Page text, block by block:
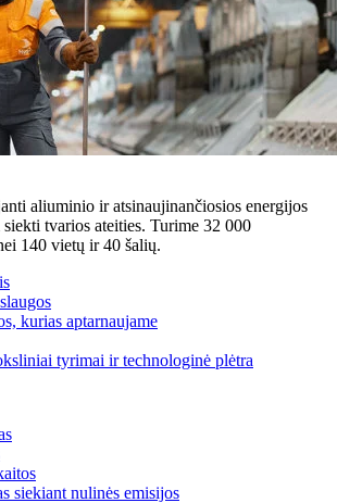
aliuminio ir atsinaujinančiosios energijos
tvarios ateities. Turime 32 000
140 vietų ir 40 šalių.
kurias aptarnaujame
tyrimai ir technologinė plėtra
siekiant nulinės emisijos